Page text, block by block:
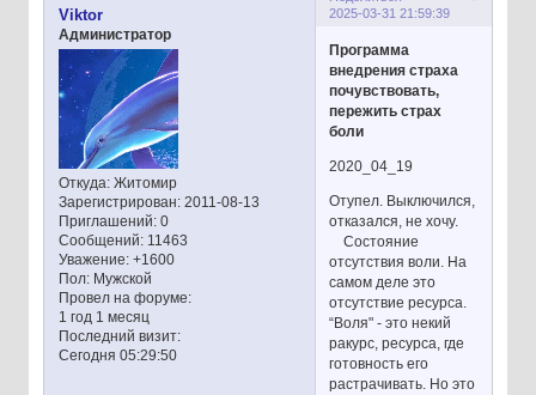
2025-03-31 21:59:39
Viktor
Администратор
Откуда:Житомир
Зарегистрирован: 2011-08-13
Приглашений:0
Сообщений:11463
Уважение: +1600
Пол:Мужской
Провел на форуме:
1 год 1 месяц
Последний визит:
Сегодня 05:29:50
Программа
внедрения страха
почувствовать,
пережить страх
боли
2020_04_19
Отупел. Выключился,
отказался, не хочу.
Состояние
отсутствия воли. На
самом деле это
отсутствие ресурса.
“Воля" - это некий
ракурс, ресурса, где
готовность его
растрачивать. Но это